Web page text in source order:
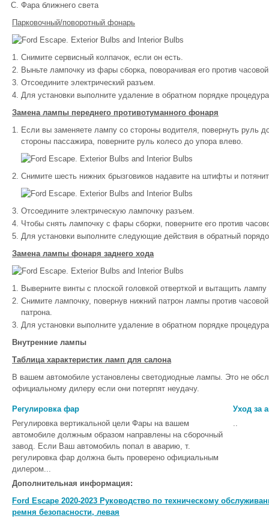
Фара ближнего света
Парковочный/поворотный фонарь
Снимите сервисный колпачок, если он есть.
Выньте лампочку из фары сборка, поворачивая его против
Отсоедините электрический разъем.
Для установки выполните удаление в обратном порядке
Замена лампы переднего противотуманного фонаря
Если вы заменяете лампу со стороны водителя, повернуть руль
стороны пассажира, поверните руль колесо до упора влево.
Снимите шесть нижних брызговиков надавите на штифты и
Отсоедините электрическую лампочку разъем.
Чтобы снять лампочку с фары сборки, поверните его против
Для установки выполните следующие действия в обратный
Замена лампы фонаря заднего хода
Выверните винты с плоской головкой отверткой и вытащить
Снимите лампочку, повернув нижний патрон лампы против
патрона.
Для установки выполните удаление в обратном порядке
Внутренние лампы
Таблица характеристик ламп для салона
В вашем автомобиле установлены светодиодные лампы. Это не
официальному дилеру если они потерпят неудачу.
Регулировка фар
Регулировка вертикальной цели Фары на вашем
автомобиле должным образом направлены на сборочный
завод. Если Ваш автомобиль попал в аварию, т.
регулировка фар должна быть проверено официальным
дилером...
Уход за
..
Дополнительная информация:
Ford Escape 2020-2023 Руководство по техническому
ремня безопасности, левая